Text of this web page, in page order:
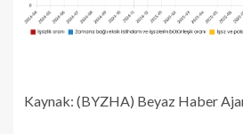
Kaynak: (BYZHA) Beyaz Haber